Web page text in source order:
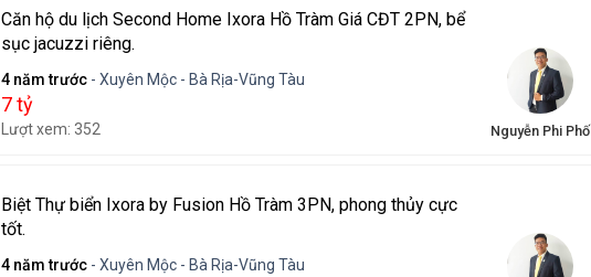
Căn hộ du lịch Second Home Ixora Hồ Tràm Giá CĐT 2PN, bể
sục jacuzzi riêng.
4 năm trước - Xuyên Mộc - Bà Rịa-Vũng Tàu
7 tỷ
Lượt xem: 352 Nguyễn Phi Phố
Biệt Thự biển Ixora by Fusion Hồ Tràm 3PN, phong thủy cực
tốt.
4 năm trước - Xuyên Mộc - Bà Rịa-Vũng Tàu